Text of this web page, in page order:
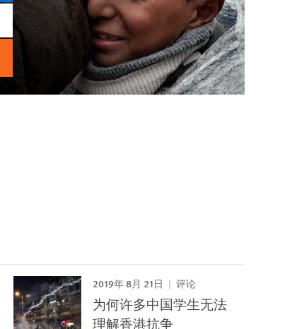
2019年 8月 21日 评论
为何许多中国学生无法
理解香港抗争